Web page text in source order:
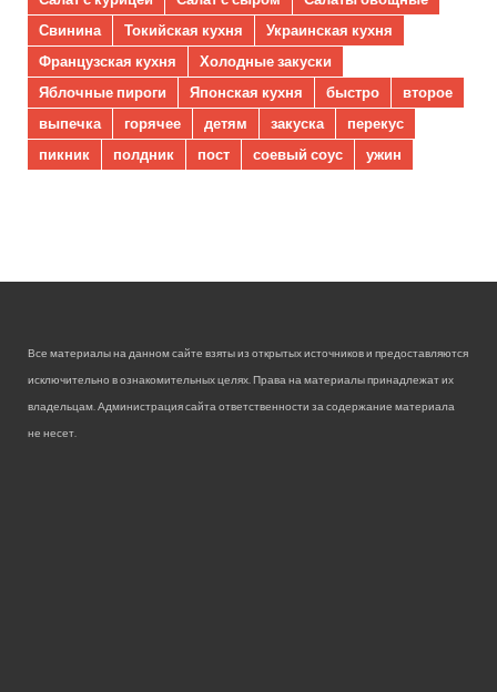
Свинина
Токийская кухня
Украинская кухня
Французская кухня
Холодные закуски
Яблочные пироги
Японская кухня быстро
второе
выпечка
горячее детям закуска
перекус
пикник
полдник пост соевый соус ужин
Все материалы на данном сайте взяты из открытых источников и предоставляются
исключительно в ознакомительных целях. Права на материалы принадлежат их
владельцам. Администрация сайта ответственности за содержание материала
не несет.